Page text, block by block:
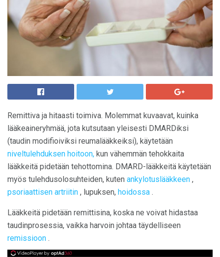
Remittiva ja hitaasti toimiva. Molemmat kuvaavat, kuinka
lääkeaineryhmää, jota kutsutaan yleisesti DMARDiksi
(taudin modifioiviksi reumalääkkeiksi), käytetään
niveltulehduksen hoitoon, kun vähemmän tehokkaita
lääkkeitä pidetään tehottomina. DMARD-lääkkeitä käytetään
myös tulehdusolosuhteiden, kuten ankylotuslääkkeen ,
psoriaattisen artriitin , lupuksen, hoidossa .
Lääkkeitä pidetään remittisina, koska ne voivat hidastaa
taudinprosessia, vaikka harvoin johtaa täydelliseen
remissioon .